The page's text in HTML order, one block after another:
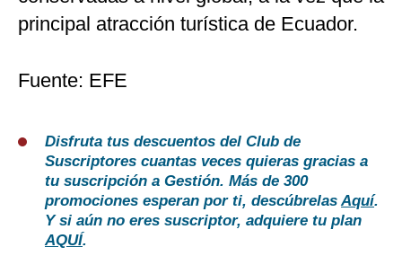
principal atracción turística de Ecuador.
Fuente: EFE
Disfruta tus descuentos del Club de
Suscriptores cuantas veces quieras gracias a
tu suscripción a Gestión. Más de 300
promociones esperan por ti, descúbrelasAquí.
Y si aún no eres suscriptor, adquiere tu plan
AQUÍ.